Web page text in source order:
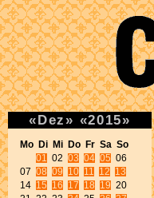
«Dez » «2015»
Mo Di Mi Do Fr Sa So
01
02 03 04 05 06
07 08 09 10 11 12
13
14 15 16 17 18 19 20